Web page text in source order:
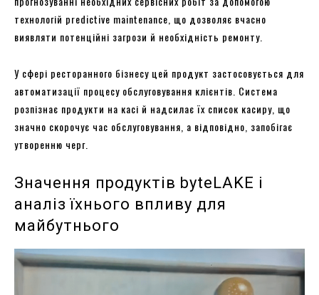
технологій predictive maintenance, що дозволяє вчасно
виявляти потенційні загрози й необхідність ремонту.
У сфері ресторанного бізнесу цей продукт застосовується для
автоматизації процесу обслуговування клієнтів. Система
розпізнає продукти на касі й надсилає їх список касиру, що
значно скорочує час обслуговування, а відповідно, запобігає
утворенню черг.
Значення продуктів byteLAKE і
аналіз їхнього впливу для
майбутнього